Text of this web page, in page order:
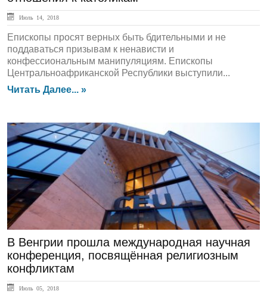
Июль 14, 2018
Епископы просят верных быть бдительными и не
поддаваться призывам к ненависти и
конфессиональным манипуляциям. Епископы
Центральноафриканской Республики выступили...
Читать Далее... »
ЛЕНТА НОВОСТЕЙ
В Венгрии прошла международная научная
конференция, посвящённая религиозным
конфликтам
Июль 05, 2018